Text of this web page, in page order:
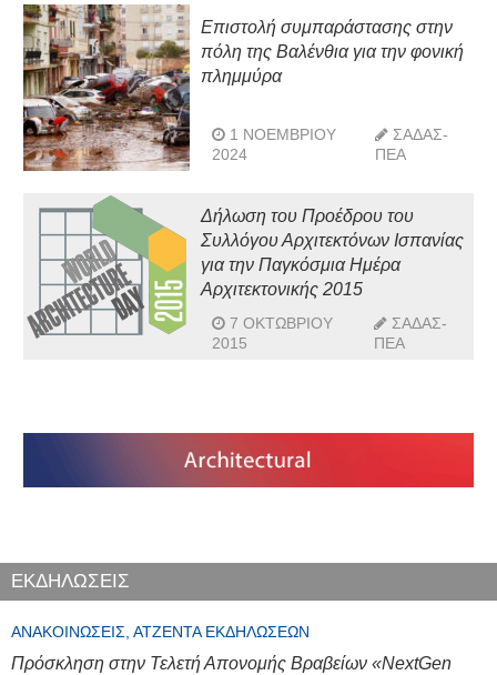
Επιστολή συμπαράστασης στην
πόλη της Βαλένθια για την φονική
πλημμύρα
1 ΝΟΕΜΒΡΊΟΥ
2024
ΣΑΔΑΣ-
ΠΕΑ
Δήλωση του Προέδρου του
Συλλόγου Αρχιτεκτόνων Ισπανίας
για την Παγκόσμια Ημέρα
Αρχιτεκτονικής 2015
7 ΟΚΤΩΒΡΊΟΥ
2015
ΣΑΔΑΣ-
ΠΕΑ
ΕΚΔΗΛΩΣΕΙΣ
ΑΝΑΚΟΙΝΏΣΕΙΣ, ΑΤΖΈΝΤΑ ΕΚΔΗΛΏΣΕΩΝ
Πρόσκληση στην Τελετή Απονομής Βραβείων «NextGen